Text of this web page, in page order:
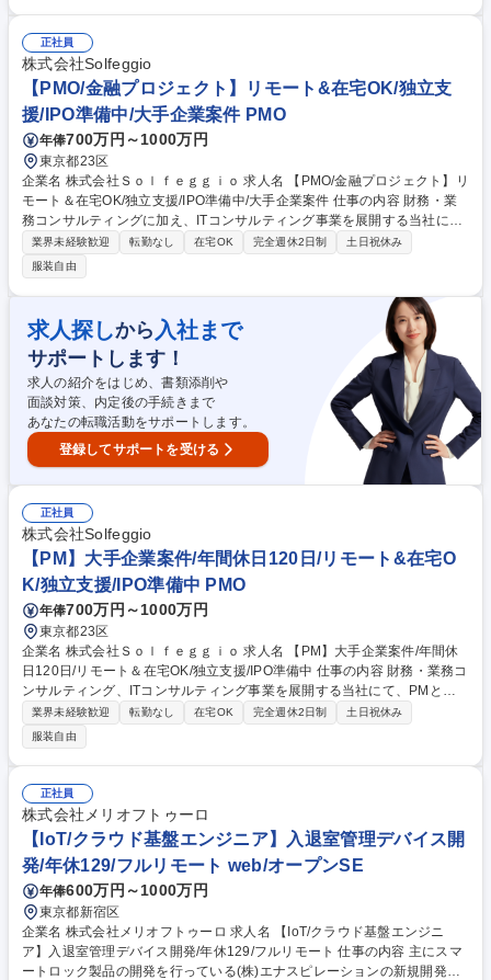
だくポジション（提案書作成、業務の可視化、製品の導入及び運用支援、
進捗管理や報告） ■案件詳細：大手企業/数億から数10億の案件大規模案件
に関わることができ、スキルが磨ける ★独立を目指す社員も多く、スキル
を身に付けたい方を応援する風土です 募集職種 【PMO//情報セキュリティ
プロジェクト】リモート＆在宅OK/独立支援/IPO準備中
正社員
株式会社Solfeggio
【PMO/金融プロジェクト】リモート&在宅OK/独立支
援/IPO準備中/大手企業案件 PMO
年俸700万円～1000万円
東京都23区
企業名 株式会社Ｓｏｌｆｅｇｇｉｏ 求人名 【PMO/金融プロジェクト】リ
モート＆在宅OK/独立支援/IPO準備中/大手企業案件 仕事の内容 財務・業
務コンサルティングに加え、ITコンサルティング事業を展開する当社に
て、金融プロジェクトのPMOとして、プロジェクトを主導をいただきま
す。数億～数10億の大手企業の案件に関われるポジションです。 【具体
的には】 ■将来的には、PMOとして1つの案件のメイン担当となっていた
だくポジション（提案書作成、業務の可視化、製品の導入及び運用支援、
進捗管理や報告） ■案件詳細：大手企業/数億から数10億の案件大規模案件
に関わることができ、スキルが磨ける ★独立を目指す社員も多く、スキル
を身に付けたい方を応援する風土です 募集職種 【PMO/金融プロジェク
ト】リモート＆在宅OK/独立支援/IPO準備中/大手企業案件
業界未経験歓迎 転勤なし 在宅OK 完全週休2日制
土日祝休み
服装自由
求人探しから 入社まで
サポートします！
求人の紹介をはじめ、書類添削や
面談対策、内定後の手続きまで
あなたの転職活動をサポートします。
登録してサポートを受ける
正社員
株式会社Solfeggio
【PM】大手企業案件/年間休日120日/リモート&在宅O
K/独立支援/IPO準備中 PMO
年俸700万円～1000万円
東京都23区
企業名 株式会社Ｓｏｌｆｅｇｇｉｏ 求人名 【PM】大手企業案件/年間休
日120日/リモート＆在宅OK/独立支援/IPO準備中 仕事の内容 財務・業務コ
ンサルティング、ITコンサルティング事業を展開する当社にて、PMとし
て、プロジェクトを主導をいただきます。ワークライフバランスを大切に
しながら数億～数10億の大手企業の案件に関わる環境です。 【具体的に
は】 ■将来的には、PMとして1つの案件のメイン担当となっていただくポ
ジション（提案書作成、業務の可視化、製品の導入及び運用支援、進捗管
理や報告） ■案件詳細：大手企業/数億から数10億の案件大規模案件に関わ
ることができ、スキルが磨ける ★独立を目指す社員も多く、スキルを身に
付けたい方を応援する風土です 募集職種 【PM】大手企業案件/年間休日1
20日/リモート＆在宅OK/独立支援/IPO準備中
業界未経験歓迎 転勤なし 在宅OK 完全週休2日制
土日祝休み
服装自由
正社員
株式会社メリオフトゥーロ
【IoT/クラウド基盤エンジニア】入退室管理デバイス開
発/年休129/フルリモート web/オープンSE
年俸600万円～1000万円
東京都新宿区
企業名 株式会社メリオフトゥーロ 求人名 【IoT/クラウド基盤エンジニ
ア】入退室管理デバイス開発/年休129/フルリモート 仕事の内容 主にスマ
ートロック製品の開発を行っている(株)エナスピレーションの新規開発の